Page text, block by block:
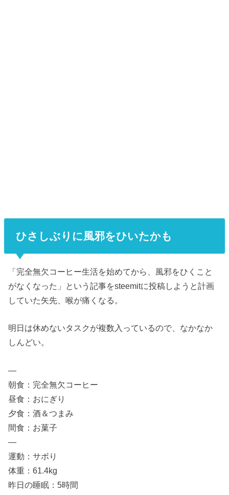
ひさしぶりに風邪をひいたかも
「完全無欠コーヒー生活を始めてから、風邪をひくこと
がなくなった」という記事をsteemitに投稿しようと計画
していた矢先、喉が痛くなる。
明日は休めないタスクが複数入っているので、なかなか
しんどい。
—
朝食：完全無欠コーヒー
昼食：おにぎり
夕食：酒＆つまみ
間食：お菓子
—
運動：サボり
体重：61.4kg
昨日の睡眠：5時間